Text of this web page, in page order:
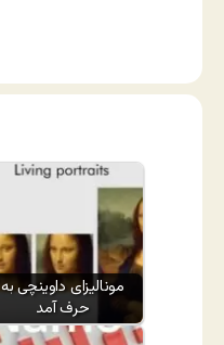
مونالیزای داوینچی به
حرف آمد